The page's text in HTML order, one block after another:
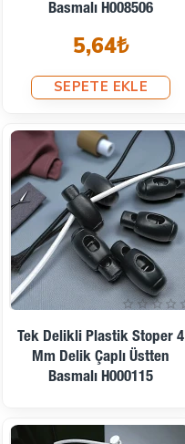
Basmalı H008506
5,64₺
SEPETE EKLE
Tek Delikli Plastik Stoper 4
Mm Delik Çaplı Üstten
Basmalı H000115